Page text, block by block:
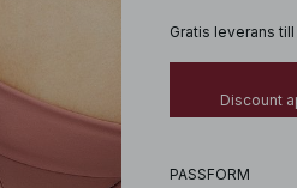
Gratis leverans
Discount
PASSFORM